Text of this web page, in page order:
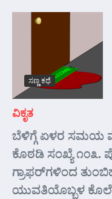
ಸಣ್ಣ ಕಥೆ
ವಿಕೃತ
ಬೆಳಿಗ್ಗೆ ಏಳರ ಸಮಯ
ಕೊಠಡಿ ಸಂಖ್ಯೆ ೧೦೩.
ಗ್ರಾಫರ್‌ಗಳಿಂದ
ಯುವತಿಯೊಬ್ಬಳ